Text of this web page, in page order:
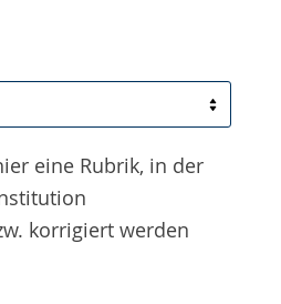
eine Rubrik, in der
korrigiert werden